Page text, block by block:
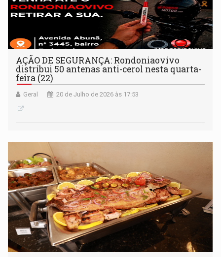
AÇÃO DE SEGURANÇA: Rondoniaovivo
distribui 50 antenas anti-cerol nesta quarta-
feira (22)
Geral 20 de Julho de 2026 às 17:53